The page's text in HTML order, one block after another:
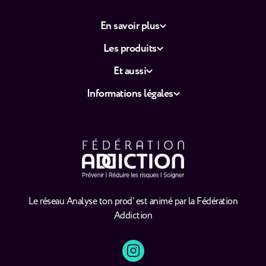
Le réseau Analyse ton prod' est animé par la Fédération
Addiction
En savoir plus
Les produits
Et aussi
Informations légales